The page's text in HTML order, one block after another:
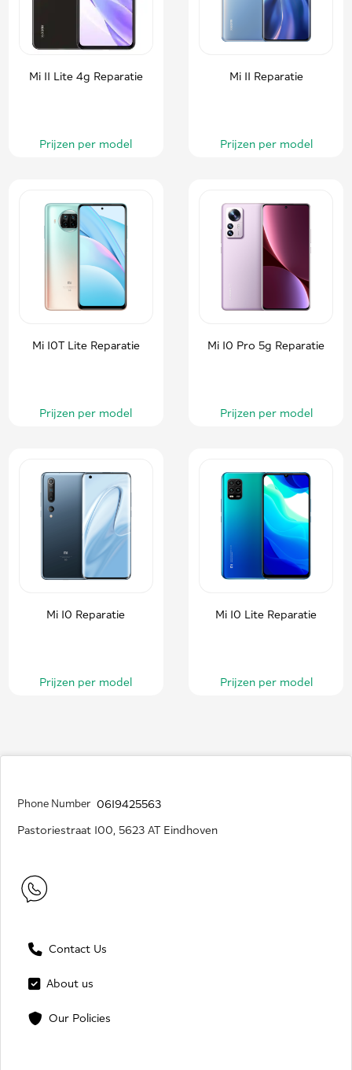
Mi 11 Lite 4g Reparatie
Prijzen per model
Mi 11 Reparatie
Prijzen per model
Mi 10T Lite Reparatie
Prijzen per model
Mi 10 Pro 5g Reparatie
Prijzen per model
Mi 10 Reparatie
Prijzen per model
Mi 10 Lite Reparatie
Prijzen per model
Phone Number 0619425563
Pastoriestraat 100, 5623 AT Eindhoven
Contact Us
About us
Our Policies